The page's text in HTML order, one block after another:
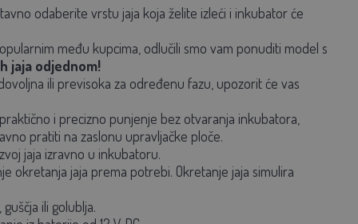
odaberite vrstu jaja koja želite izleći i inkubator će
među kupcima, odlučili smo vam ponuditi model s
jaja odjednom!
ili previsoka za određenu fazu, upozorit će vas
i precizno punjenje bez otvaranja inkubatora,
pratiti na zaslonu upravljačke ploče.
jaja izravno u inkubatoru.
okretanja jaja prema potrebi. Okretanje jaja simulira
ili golublja.